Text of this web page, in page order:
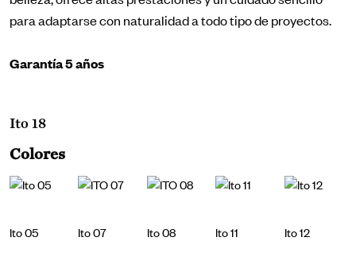
Ito 18
Colores
Ito 05 Ito 07 Ito 08 Ito 11 Ito 12
para adaptarse con naturalidad a todo tipo de proyectos.
Garantía 5 años